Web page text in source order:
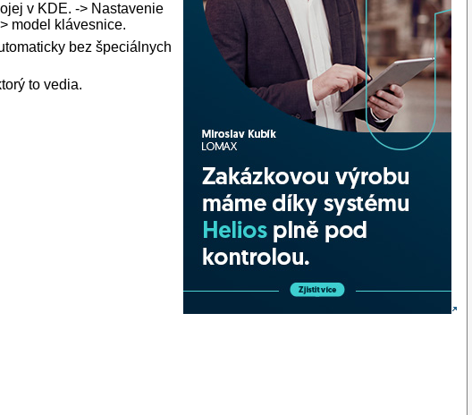
v KDE. -> Nastavenie
model klávesnice.
bez špeciálnych
to vedia.